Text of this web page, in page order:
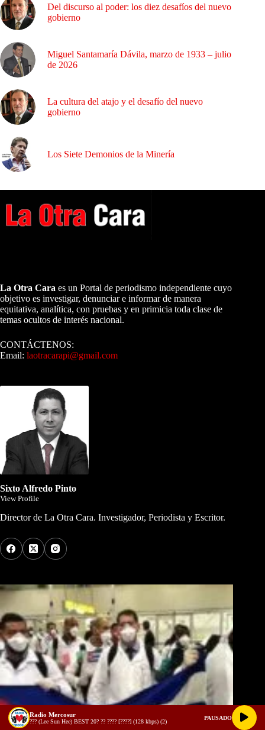
Del discurso al poder: los diez desafíos del nuevo
gobierno
Miguel Santamaría Dávila, marzo de 1933 – julio
de 2026
La cultura del atajo y el desafío del nuevo
gobierno
Los Siete Demonios de la Minería
La Otra Cara es un Portal de periodismo independiente cuyo
objetivo es investigar, denunciar e informar de manera
equitativa, analítica, con pruebas y en primicia toda clase de
temas ocultos de interés nacional.
CONTÁCTENOS:
Email: laotracarapi@gmail.com
Sixto Alfredo Pinto
View Profile
Director de La Otra Cara. Investigador, Periodista y Escritor.
Radio Mercosur
??? (Lee Sun Hee) BEST 20? ?? ???? [????] (128 kbps) (2)
PAUSADO